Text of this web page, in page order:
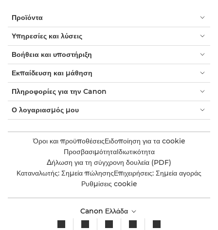
Προϊόντα
Υπηρεσίες και λύσεις
Βοήθεια και υποστήριξη
Εκπαίδευση και μάθηση
Πληροφορίες για την Canon
Ο λογαριασμός μου
Όροι και προϋποθέσειςΕιδοποίηση για τα cookie
ΠροσβασιμότηταΙδιωτικότητα
Δήλωση για τη σύγχρονη δουλεία (PDF)
Καταναλωτής: Σημεία πώλησηςΕπιχειρήσεις: Σημεία αγοράς
Ρυθμίσεις cookie
Canon Ελλάδα